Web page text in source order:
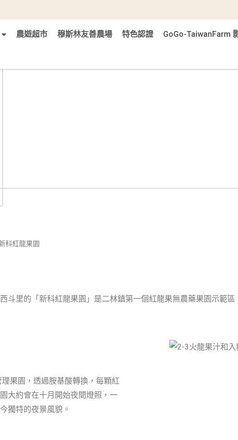
農遊超市 穆斯林友善農場 特色認證 GoGo-TaiwanFarm
科紅龍果園
斗里的「新科紅龍果園」是二林鎮第一個紅龍果無農藥果園示範區
果園，透過胺基酸轉換，每顆紅
大約會在十月開始夜間燈照，一
獨特的夜景風貌。